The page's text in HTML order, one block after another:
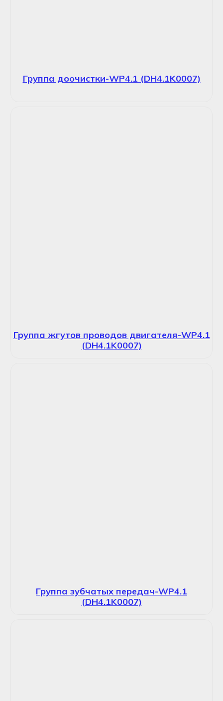
Группа доочистки-WP4.1 (DH4.1K0007)
Группа жгутов проводов двигателя-WP4.1
(DH4.1K0007)
Группа зубчатых передач-WP4.1
(DH4.1K0007)